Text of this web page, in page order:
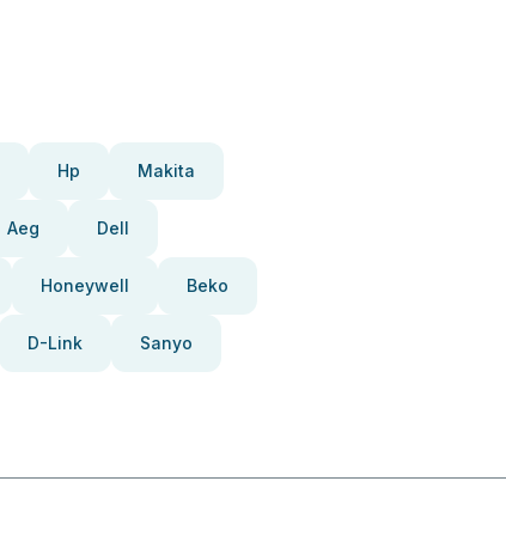
Hp Makita
Aeg Dell
Honeywell Beko
D-Link Sanyo